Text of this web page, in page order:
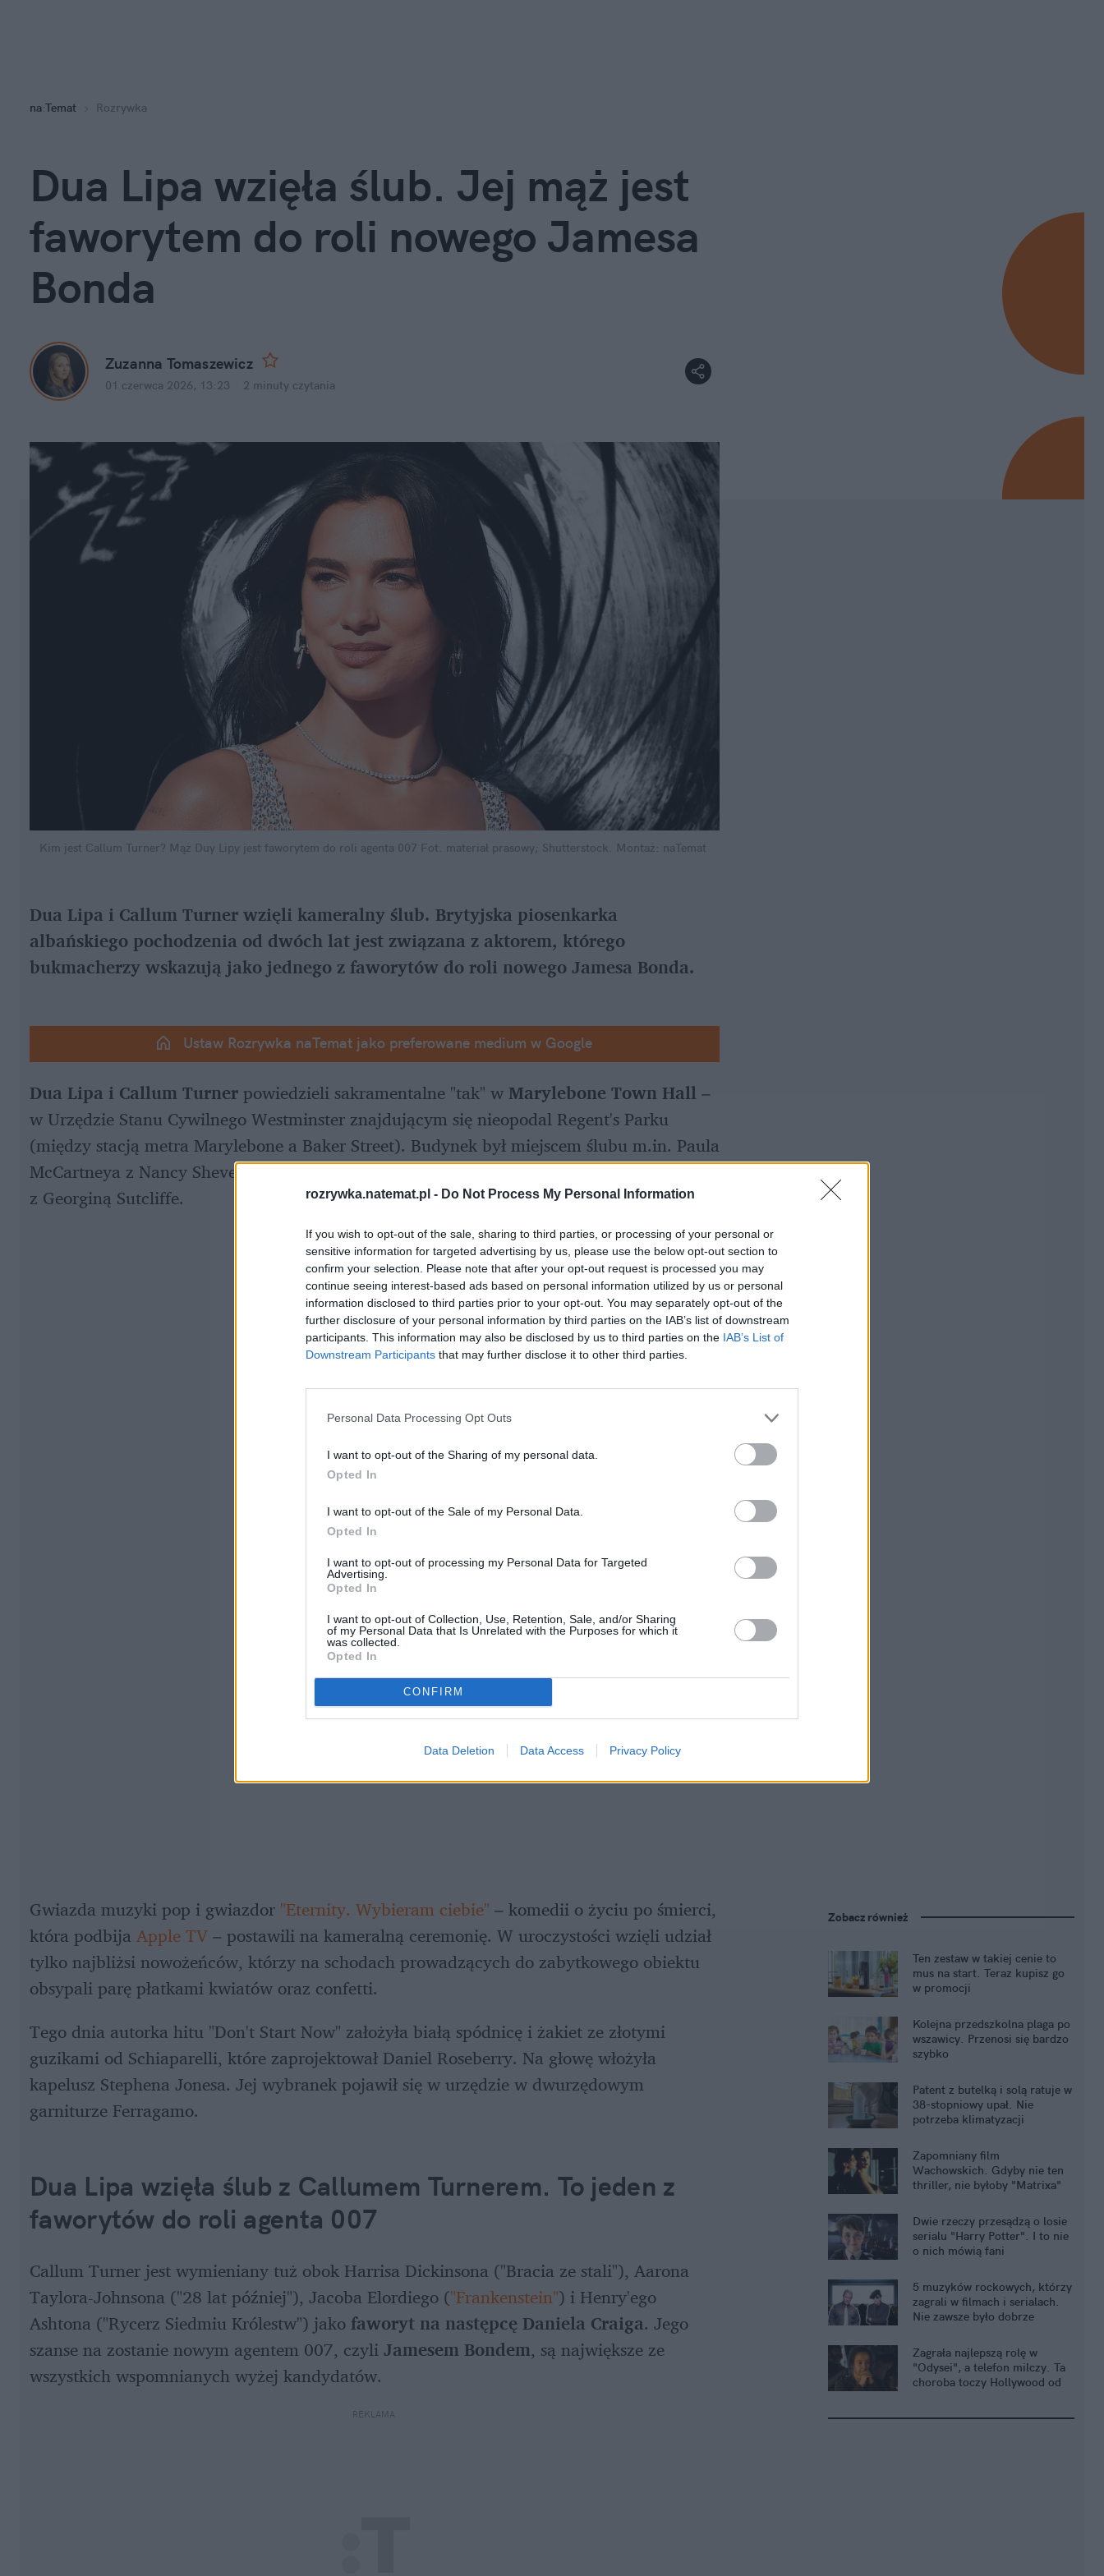
rozrywka.natemat.pl - Do Not Process My Personal Information
If you wish to opt-out of the sale, sharing to third parties, or processing of your personal or
sensitive information for targeted advertising by us, please use the below opt-out section to
confirm your selection. Please note that after your opt-out request is processed you may
continue seeing interest-based ads based on personal information utilized by us or personal
information disclosed to third parties prior to your opt-out. You may separately opt-out of the
further disclosure of your personal information by third parties on the IAB’s list of downstream
participants. This information may also be disclosed by us to third parties on the IAB’s List of
Downstream Participants that may further disclose it to other third parties.
Personal Data Processing Opt Outs
I want to opt-out of the Sharing of my personal data.
Opted In
I want to opt-out of the Sale of my Personal Data.
Opted In
I want to opt-out of processing my Personal Data for Targeted
Advertising.
Opted In
I want to opt-out of Collection, Use, Retention, Sale, and/or Sharing
of my Personal Data that Is Unrelated with the Purposes for which it
was collected.
Opted In
CONFIRM
Data Deletion Data Access Privacy Policy
na:Temat Rozrywka
Dua Lipa wzięła ślub. Jej mąż jest
faworytem do roli nowego Jamesa
Bonda
Zuzanna Tomaszewicz
01 czerwca 2026, 13:23 2 minuty czytania
Kim jest Callum Turner? Mąż Duy Lipy jest faworytem do roli agenta 007 Fot. materiał prasowy; Shutterstock. Montaż: naTemat
Dua Lipa i Callum Turner wzięli kameralny ślub. Brytyjska piosenkarka
albańskiego pochodzenia od dwóch lat jest związana z aktorem, którego
bukmacherzy wskazują jako jednego z faworytów do roli nowego Jamesa Bonda.
Ustaw Rozrywka naTemat jako preferowane medium w Google
Dua Lipa i Callum Turner powiedzieli sakramentalne "tak" w Marylebone Town Hall –
w Urzędzie Stanu Cywilnego Westminster znajdującym się nieopodal Regent's Parku
(między stacją metra Marylebone a Baker Street). Budynek był miejscem ślubu m.in. Paula
McCartneya z Nancy Shevell, Melanie Griffith z Antonio Banderasem, a także Seana Beana
z Georginą Sutcliffe.
Gwiazda muzyki pop i gwiazdor "Eternity. Wybieram ciebie" – komedii o życiu po śmierci,
która podbija Apple TV – postawili na kameralną ceremonię. W uroczystości wzięli udział
tylko najbliżsi nowożeńców, którzy na schodach prowadzących do zabytkowego obiektu
obsypali parę płatkami kwiatów oraz confetti.
Tego dnia autorka hitu "Don't Start Now" założyła białą spódnicę i żakiet ze złotymi
guzikami od Schiaparelli, które zaprojektował Daniel Roseberry. Na głowę włożyła
kapelusz Stephena Jonesa. Jej wybranek pojawił się w urzędzie w dwurzędowym
garniturze Ferragamo.
Dua Lipa wzięła ślub z Callumem Turnerem. To jeden z
faworytów do roli agenta 007
Callum Turner jest wymieniany tuż obok Harrisa Dickinsona ("Bracia ze stali"), Aarona
Taylora-Johnsona ("28 lat później"), Jacoba Elordiego ("Frankenstein") i Henry'ego
Ashtona ("Rycerz Siedmiu Królestw") jako faworyt na następcę Daniela Craiga. Jego
szanse na zostanie nowym agentem 007, czyli Jamesem Bondem, są największe ze
wszystkich wspomnianych wyżej kandydatów.
REKLAMA
Zobacz również
Ten zestaw w takiej cenie to
mus na start. Teraz kupisz go
w promocji
Kolejna przedszkolna plaga po
wszawicy. Przenosi się bardzo
szybko
Patent z butelką i solą ratuje w
38-stopniowy upał. Nie
potrzeba klimatyzacji
Zapomniany film
Wachowskich. Gdyby nie ten
thriller, nie byłoby "Matrixa"
Dwie rzeczy przesądzą o losie
serialu "Harry Potter". I to nie
o nich mówią fani
5 muzyków rockowych, którzy
zagrali w filmach i serialach.
Nie zawsze było dobrze
Zagrała najlepszą rolę w
"Odysei", a telefon milczy. Ta
choroba toczy Hollywood od